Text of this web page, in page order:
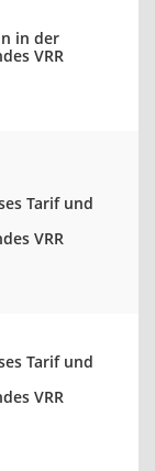
in der
VRR
Tarif und
VRR
Tarif und
VRR